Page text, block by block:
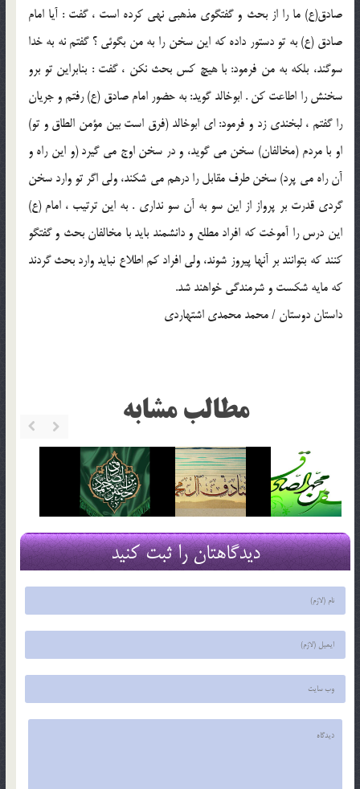
صادق(ع) ما را از بحث و گفتگوي مذهبي نهي كرده است ، گفت : آيا امام
صادق (ع) به تو دستور داده كه اين سخن را به من بگوئي ؟ گفتم نه به خدا
سوگند، بلكه به من فرمود: با هيچ كس بحث نكن ، گفت : بنابراين تو برو
سخنش را اطاعت كن . ابوخالد گويد: به حضور امام صادق (ع) رفتم و جريان
را گفتم ، لبخندي زد و فرمود: اي ابوخالد (فرق است بين مؤمن الطاق و تو)
او با مردم (مخالفان) سخن مي گويد، و در سخن اوج مي گيرد (و اين راه و
آن راه مي پرد) سخن طرف مقابل را درهم مي شكند، ولي اگر تو وارد سخن
گردي قدرت بر پرواز از اين سو به آن سو نداري . به اين ترتيب ، امام (ع)
اين درس را آموخت كه افراد مطلع و دانشمند بايد با مخالفان بحث و گفتگو
كنند كه بتوانند بر آنها پيروز شوند، ولي افراد كم اطلاع نبايد وارد بحث گردند
كه مايه شكست و شرمندگي خواهند شد.
داستان دوستان / محمد محمدي اشتهاردي
مطالب مشابه
دیدگاهتان را ثبت کنید